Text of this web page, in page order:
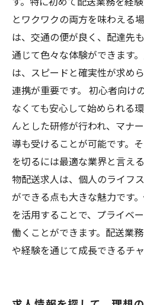
とワクワクの両方を味わえる
は、交通の便が良く、配達先
通じて色々な体験ができます
は、スピードと確実性が求め
連携が重要です。 初心者向け
なくても安心して始められる
んとした研修が行われ、マナ
導も受けることが可能です。
を切るには最適な業界と言え
物配送求人は、個人のライフ
ができる点も大きな魅力です
を活用することで、プライベ
働くことができます。配送業
や経験を通じて成長できるチ